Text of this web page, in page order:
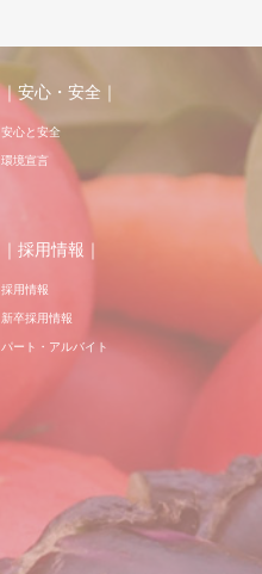
｜安心・安全｜
安心と安全
環境宣言
｜採用情報｜
採用情報
新卒採用情報
パート・アルバイト